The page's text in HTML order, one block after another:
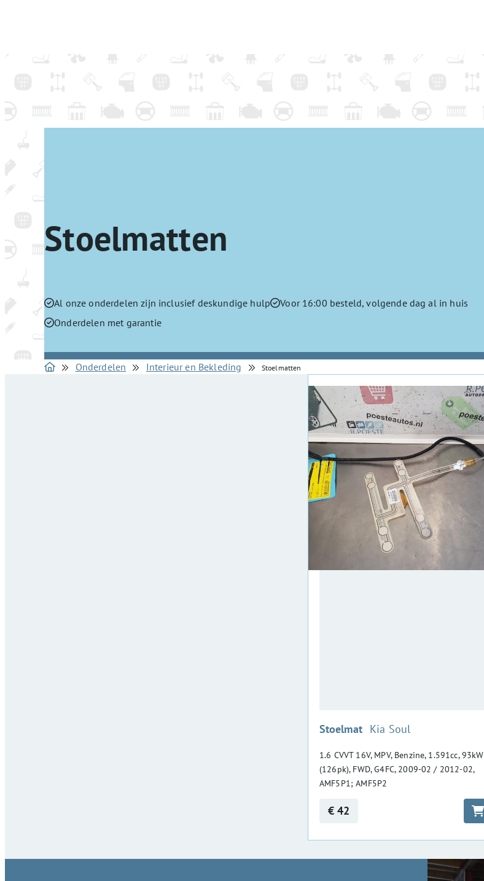
Stoelmatten
Al onze onderdelen zijn inclusief deskundige hulp
Voor 16:00 besteld, volgende dag al in huis
Onderdelen met garantie
Onderdelen Interieur en Bekleding Stoelmatten
Stoelmat :Kia Soul
1.6 CVVT 16V, MPV, Benzine, 1.591cc, 93kW
(126pk), FWD, G4FC, 2009-02 / 2012-02,
AMF5P1; AMF5P2
€ 42